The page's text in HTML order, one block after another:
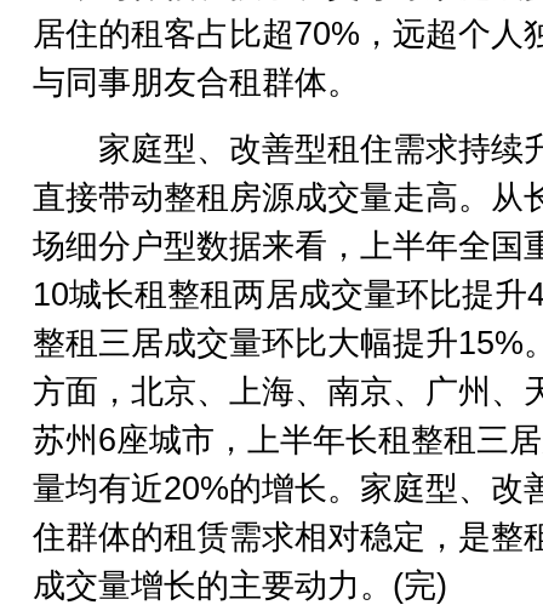
居住的租客占比超70%，远超个人
与同事朋友合租群体。
家庭型、改善型租住需求持续
直接带动整租房源成交量走高。从
场细分户型数据来看，上半年全国
10城长租整租两居成交量环比提升
整租三居成交量环比大幅提升15%
方面，北京、上海、南京、广州、
苏州6座城市，上半年长租整租三
量均有近20%的增长。家庭型、改
住群体的租赁需求相对稳定，是整
成交量增长的主要动力。(完)